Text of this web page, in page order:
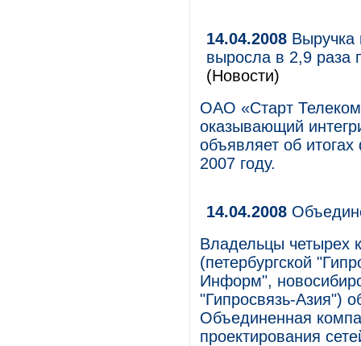
14.04.2008 Выручка
выросла в 2,9 раза
(Новости)
ОАО «Старт
оказывающий
объявляет об
2007 году.
14.04.2008
Владельцы четырех
(петербургской
Информ",
"Гипросвязь-Азия")
Объединенная
проектирования